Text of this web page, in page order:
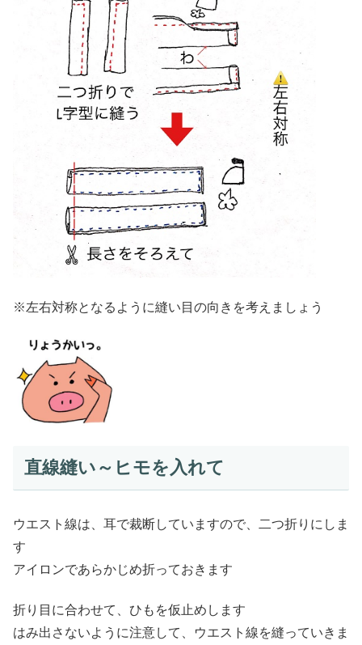
※左右対称となるように縫い目の向きを考えましょう
直線縫い～ヒモを入れて
ウエスト線は、耳で裁断していますので、二つ折りにしま
す
アイロンであらかじめ折っておきます
折り目に合わせて、ひもを仮止めします
はみ出さないように注意して、ウエスト線を縫っていきま